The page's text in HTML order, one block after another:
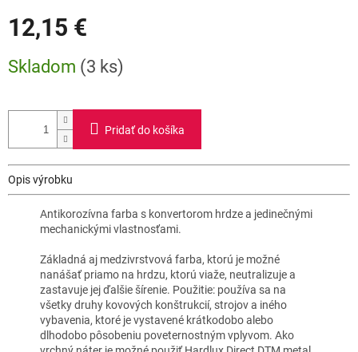
12,15 €
cena:
Skladom (3 ks)
Pridať do košíka
Opis výrobku
Antikorozívna farba s konvertorom hrdze a jedinečnými
mechanickými vlastnosťami.
Základná aj medzivrstvová farba, ktorú je možné
nanášať priamo na hrdzu, ktorú viaže, neutralizuje a
zastavuje jej ďalšie šírenie. Použitie: používa sa na
všetky druhy kovových konštrukcií, strojov a iného
vybavenia, ktoré je vystavené krátkodobo alebo
dlhodobo pôsobeniu poveternostným vplyvom. Ako